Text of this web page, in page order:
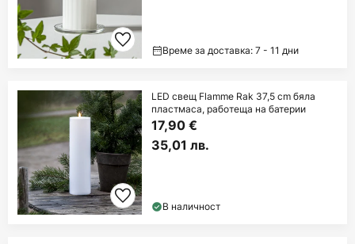
Време за доставка: 7 - 11 дни
LED свещ Flamme Rak 37,5 cm бяла
пластмаса, работеща на батерии
17,90 €
35,01 лв.
В наличност